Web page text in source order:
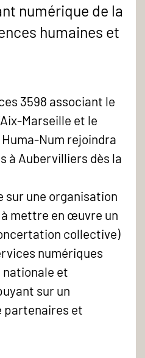
numérique de la
humaines et
3598 associant le
Marseille et le
Num rejoindra
à Aubervilliers dès la
sur une organisation
mettre en œuvre un
collective)
numériques
nationale et
sur un
partenaires et